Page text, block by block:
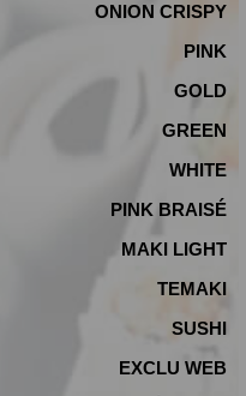
ONION CRISPY
PINK
GOLD
GREEN
WHITE
PINK BRAISÉ
MAKI LIGHT
TEMAKI
SUSHI
EXCLU WEB